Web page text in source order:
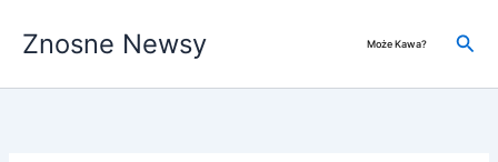
Znosne Newsy Może Kawa?